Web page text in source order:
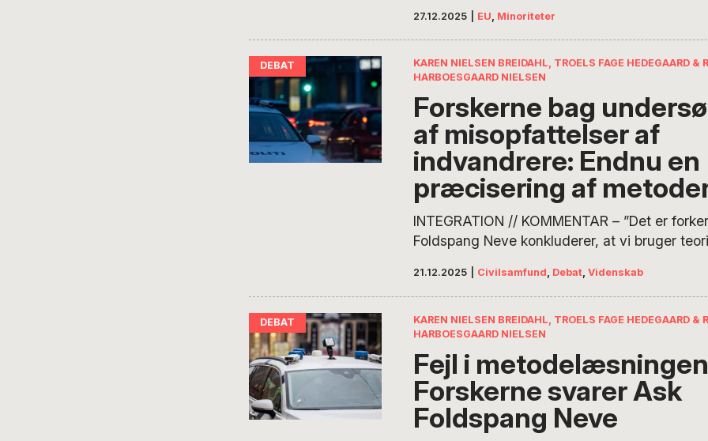
aktuelle immigrationsdebat er spørgsmålet, om
nedrivningerne overhovedet kommer til at
forskel, og om man ikke blot bidrager til
et bredere parallelt samfund. Jeg er nabo til…
27.12.2025 EU Minoriteter
KAREN NIELSEN BREIDAHL, TROELS FAGE HEDEGAARD &
HARBOESGAARD NIELSEN
Forskerne bag
af misopfattelser af
indvandrere: Endnu en
præcisering af
INTEGRATION // KOMMENTAR – ”Det er
Foldspang Neve konkluderer, at vi bruger
undersøgelsen om danskernes opfattelse af
ikke-vestlige indvandrere i et modsvar. På
finder vi negative misopfattelser af
holdninger, og det peger på…
21.12.2025 Civilsamfund, Debat, Videnskab
KAREN NIELSEN BREIDAHL, TROELS FAGE HEDEGAARD &
HARBOESGAARD NIELSEN
Fejl i
Forskerne svarer Ask
Foldspang Neve